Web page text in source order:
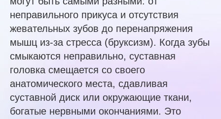
неправильного прикуса и отсутствия
жевательных зубов до перенапряжения
мышц из-за стресса (бруксизм). Когда зубы
смыкаются неправильно, суставная
головка смещается со своего
анатомического места, сдавливая
суставной диск или окружающие ткани,
богатые нервными окончаниями. Это